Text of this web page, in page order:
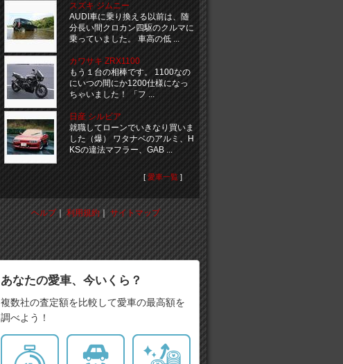
スズキ ジムニー
AUDI車に乗り換える以前は、随
分長い間クロカン四駆のクルマに
乗っていました。 車高の低 ...
カワサキ ZRX1100
もう１台の相棒です。 1100なの
にいつの間にか1200仕様になっ
ちゃいました！ 「フ ...
日産 シルビア
就職してローンでいきなり買いま
した（爆） ワタナベのアルミ、H
KSの違法マフラー、GAB ...
[ 愛車一覧 ]
ヘルプ｜利用規約｜サイトマップ
あなたの愛車、今いくら？
複数社の査定額を比較して愛車の最高額を
調べよう！